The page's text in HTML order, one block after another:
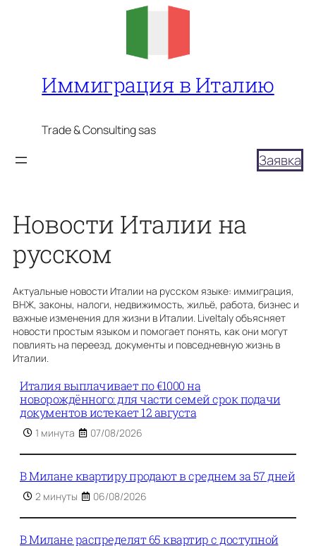
Иммиграция в Италию
Trade & Consulting sas
Заявка
Новости Италии на
русском
Актуальные новости Италии на русском языке: иммиграция,
ВНЖ, законы, налоги, недвижимость, жильё, работа, бизнес и
важные изменения для жизни в Италии. LiveItaly объясняет
новости простым языком и помогает понять, как они могут
повлиять на переезд, документы и повседневную жизнь в
Италии.
Италия выплачивает по €1000 на
новорождённого: для части семей срок подачи
документов истекает 12 августа
1 минута 07/08/2026
В Милане квартиру продают в среднем за 57 дней
2 минуты 06/08/2026
В Милане распределят 65 квартир с доступной